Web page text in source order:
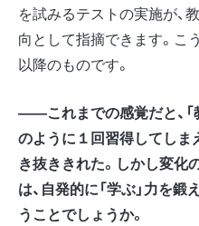
を試みるテストの実施が、
向として指摘できます。こ
以降のものです。
――これまでの感覚だと、「
のように１回習得してし
き抜ききれた。しかし変化
は、自発的に「学ぶ」力を
うことでしょうか。